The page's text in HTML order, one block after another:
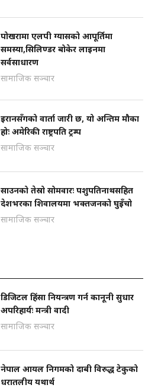
पोखरामा एलपी ग्यासको आपूर्तिमा
समस्या,सिलिण्डर बोकेर लाइनमा
सर्वसाधारण
सामाजिक सञ्चार
इरानसँगको वार्ता जारी छ, यो अन्तिम मौका
होः अमेरिकी राष्ट्रपति ट्रम्प
सामाजिक सञ्चार
साउनको तेस्रो सोमवारः पशुपतिनाथसहित
देशभरका शिवालयमा भक्तजनको घुइँचो
सामाजिक सञ्चार
डिजिटल हिंसा नियन्त्रण गर्न कानूनी सुधार
अपरिहार्यः मन्त्री वादी
सामाजिक सञ्चार
नेपाल आयल निगमको दाबी विरुद्ध टेकुको
धरातलीय यथार्थ